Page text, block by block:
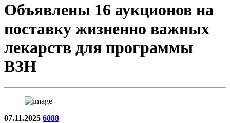
Объявлены 16 аукционов на
поставку жизненно важных
лекарств для программы
ВЗН
07.11.2025 6088